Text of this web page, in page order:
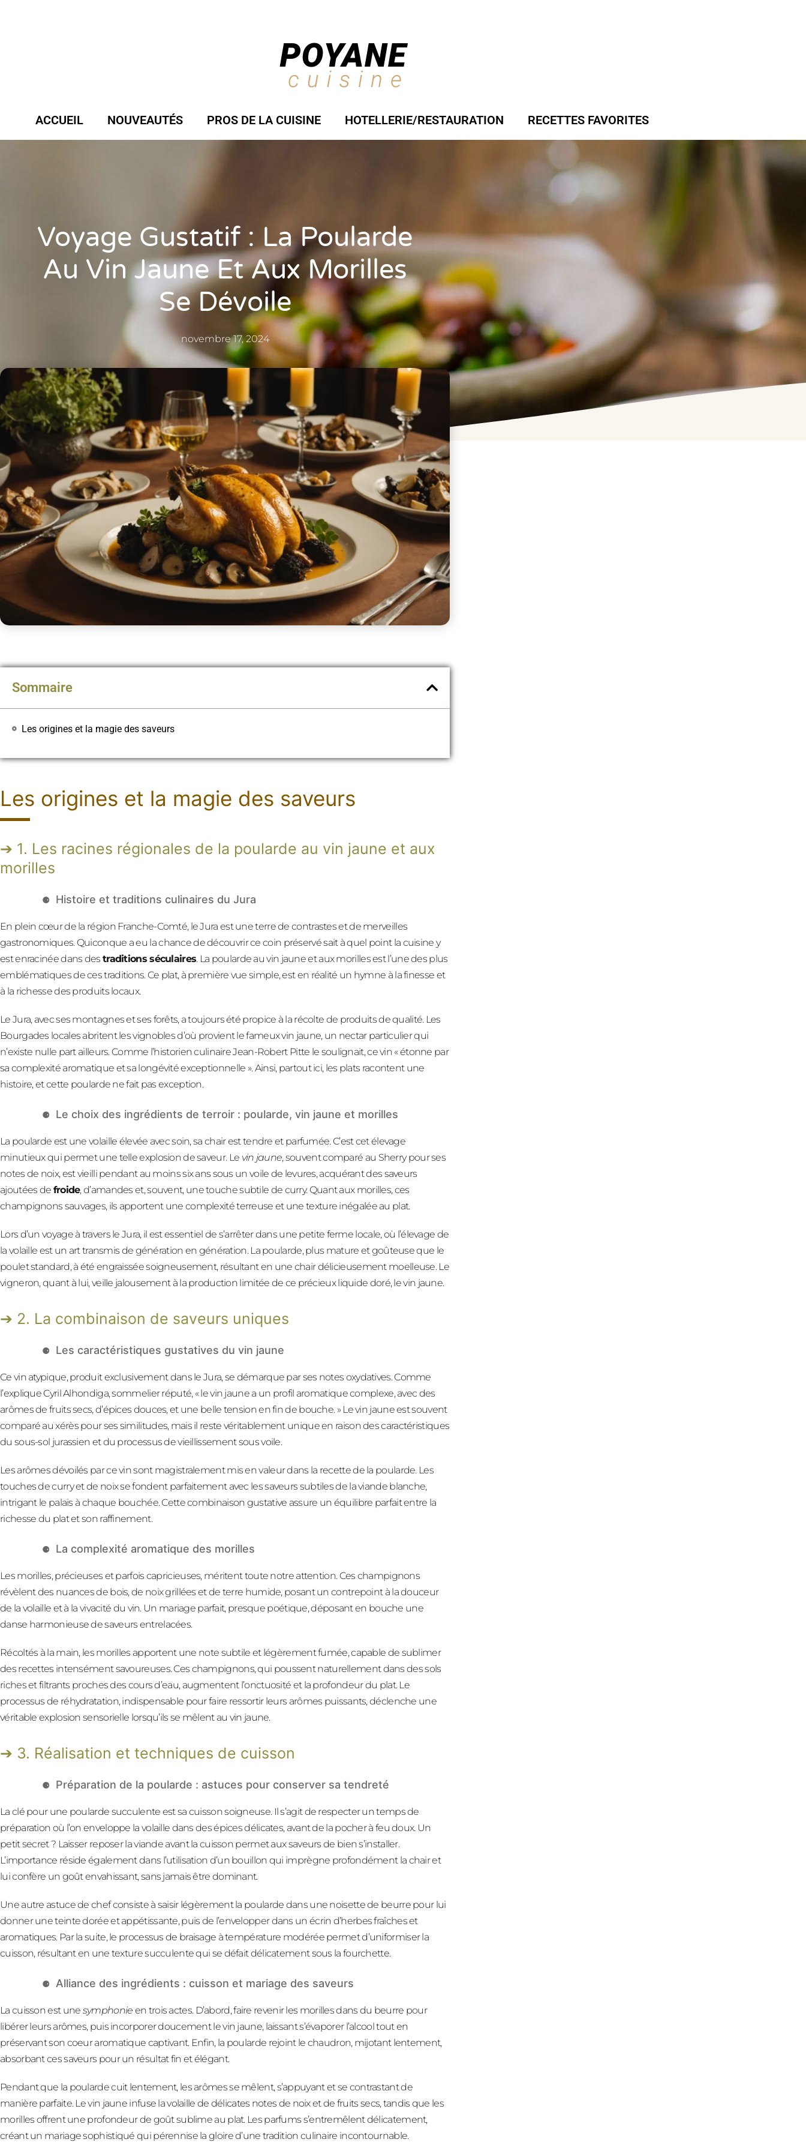
ACCUEIL NOUVEAUTÉS PROS DE LA CUISINE HOTELLERIE/RESTAURATION RECETTES FAVORITES
Voyage Gustatif : La Poularde
Au Vin Jaune Et Aux Morilles
Se Dévoile
novembre 17, 2024
Sommaire
Les origines et la magie des saveurs
Les origines et la magie des saveurs
1. Les racines régionales de la poularde au vin jaune et aux
morilles
Histoire et traditions culinaires du Jura
En plein cœur de la région Franche-Comté, le Jura est une terre de contrastes et de merveilles
gastronomiques. Quiconque a eu la chance de découvrir ce coin préservé sait à quel point la cuisine y
est enracinée dans des traditions séculaires. La poularde au vin jaune et aux morilles est l’une des plus
emblématiques de ces traditions. Ce plat, à première vue simple, est en réalité un hymne à la finesse et
à la richesse des produits locaux.
Le Jura, avec ses montagnes et ses forêts, a toujours été propice à la récolte de produits de qualité. Les
Bourgades locales abritent les vignobles d’où provient le fameux vin jaune, un nectar particulier qui
n’existe nulle part ailleurs. Comme l’historien culinaire Jean-Robert Pitte le soulignait, ce vin « étonne par
sa complexité aromatique et sa longévité exceptionnelle ». Ainsi, partout ici, les plats racontent une
histoire, et cette poularde ne fait pas exception.
Le choix des ingrédients de terroir : poularde, vin jaune et morilles
La poularde est une volaille élevée avec soin, sa chair est tendre et parfumée. C’est cet élevage
minutieux qui permet une telle explosion de saveur. Le vin jaune, souvent comparé au Sherry pour ses
notes de noix, est vieilli pendant au moins six ans sous un voile de levures, acquérant des saveurs
ajoutées de froide, d’amandes et, souvent, une touche subtile de curry. Quant aux morilles, ces
champignons sauvages, ils apportent une complexité terreuse et une texture inégalée au plat.
Lors d’un voyage à travers le Jura, il est essentiel de s’arrêter dans une petite ferme locale, où l’élevage de
la volaille est un art transmis de génération en génération. La poularde, plus mature et goûteuse que le
poulet standard, à été engraissée soigneusement, résultant en une chair délicieusement moelleuse. Le
vigneron, quant à lui, veille jalousement à la production limitée de ce précieux liquide doré, le vin jaune.
2. La combinaison de saveurs uniques
Les caractéristiques gustatives du vin jaune
Ce vin atypique, produit exclusivement dans le Jura, se démarque par ses notes oxydatives. Comme
l’explique Cyril Alhondiga, sommelier réputé, « le vin jaune a un profil aromatique complexe, avec des
arômes de fruits secs, d’épices douces, et une belle tension en fin de bouche. » Le vin jaune est souvent
comparé au xérès pour ses similitudes, mais il reste véritablement unique en raison des caractéristiques
du sous-sol jurassien et du processus de vieillissement sous voile.
Les arômes dévoilés par ce vin sont magistralement mis en valeur dans la recette de la poularde. Les
touches de curry et de noix se fondent parfaitement avec les saveurs subtiles de la viande blanche,
intrigant le palais à chaque bouchée. Cette combinaison gustative assure un équilibre parfait entre la
richesse du plat et son raffinement.
La complexité aromatique des morilles
Les morilles, précieuses et parfois capricieuses, méritent toute notre attention. Ces champignons
révèlent des nuances de bois, de noix grillées et de terre humide, posant un contrepoint à la douceur
de la volaille et à la vivacité du vin. Un mariage parfait, presque poétique, déposant en bouche une
danse harmonieuse de saveurs entrelacées.
Récoltés à la main, les morilles apportent une note subtile et légèrement fumée, capable de sublimer
des recettes intensément savoureuses. Ces champignons, qui poussent naturellement dans des sols
riches et filtrants proches des cours d’eau, augmentent l’onctuosité et la profondeur du plat. Le
processus de réhydratation, indispensable pour faire ressortir leurs arômes puissants, déclenche une
véritable explosion sensorielle lorsqu’ils se mêlent au vin jaune.
3. Réalisation et techniques de cuisson
Préparation de la poularde : astuces pour conserver sa tendreté
La clé pour une poularde succulente est sa cuisson soigneuse. Il s’agit de respecter un temps de
préparation où l’on enveloppe la volaille dans des épices délicates, avant de la pocher à feu doux. Un
petit secret ? Laisser reposer la viande avant la cuisson permet aux saveurs de bien s’installer.
L’importance réside également dans l’utilisation d’un bouillon qui imprègne profondément la chair et
lui confère un goût envahissant, sans jamais être dominant.
Une autre astuce de chef consiste à saisir légèrement la poularde dans une noisette de beurre pour lui
donner une teinte dorée et appétissante, puis de l’envelopper dans un écrin d’herbes fraîches et
aromatiques. Par la suite, le processus de braisage à température modérée permet d’uniformiser la
cuisson, résultant en une texture succulente qui se défait délicatement sous la fourchette.
Alliance des ingrédients : cuisson et mariage des saveurs
La cuisson est une symphonie en trois actes. D’abord, faire revenir les morilles dans du beurre pour
libérer leurs arômes, puis incorporer doucement le vin jaune, laissant s’évaporer l’alcool tout en
préservant son coeur aromatique captivant. Enfin, la poularde rejoint le chaudron, mijotant lentement,
absorbant ces saveurs pour un résultat fin et élégant.
Pendant que la poularde cuit lentement, les arômes se mêlent, s’appuyant et se contrastant de
manière parfaite. Le vin jaune infuse la volaille de délicates notes de noix et de fruits secs, tandis que les
morilles offrent une profondeur de goût sublime au plat. Les parfums s’entremêlent délicatement,
créant un mariage sophistiqué qui pérennise la gloire d’une tradition culinaire incontournable.